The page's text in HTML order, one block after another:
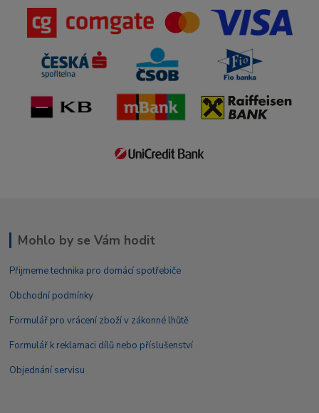
Mohlo by se Vám hodit
Přijmeme technika pro domácí spotřebiče
Obchodní podmínky
Formulář pro vrácení zboží v zákonné lhůtě
Formulář k reklamaci dílů nebo příslušenství
Objednání servisu